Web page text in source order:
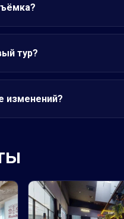
тур?
изменений?